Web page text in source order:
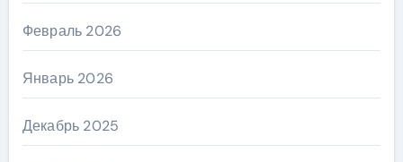
Февраль 2026
Январь 2026
Декабрь 2025